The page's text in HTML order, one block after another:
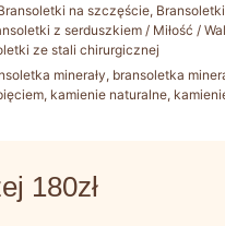
na szczęście, Bransoletki
z serduszkiem / Miłość /
ze stali chirurgicznej
minerały, bransoletka
, kamienie naturalne,
180zł